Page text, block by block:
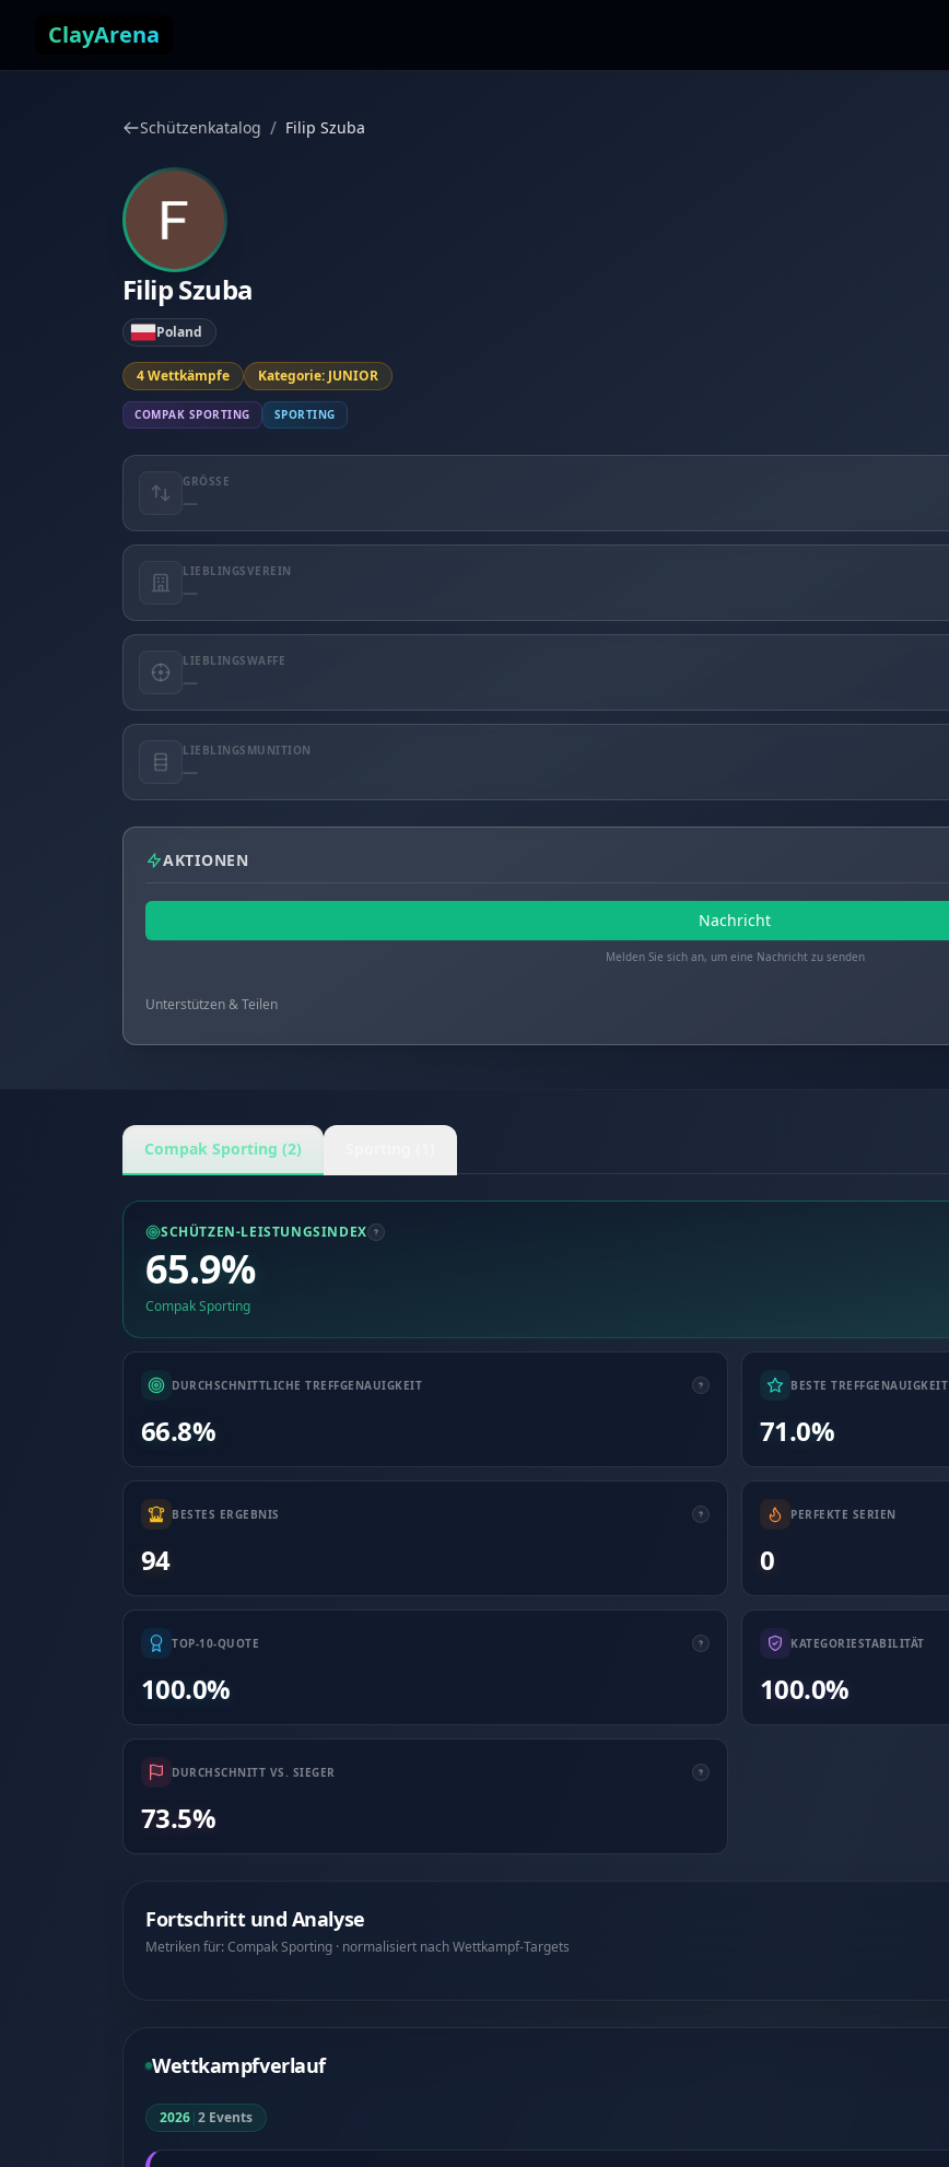
ClayArena
Schützenkatalog / Filip Szuba
Filip Szuba
Poland
4 Wettkämpfe Kategorie: JUNIOR
COMPAK SPORTING SPORTING
GRÖSSE
—
LIEBLINGSVEREIN
—
LIEBLINGSWAFFE
—
LIEBLINGSMUNITION
—
AKTIONEN
Nachricht
Melden Sie sich an, um eine Nachricht zu senden
Unterstützen & Teilen
Compak Sporting (2)
SCHÜTZEN-LEISTUNGSINDEX
65.9%
Compak Sporting
DURCHSCHNITTLICHE TREFFGENAUIGKEIT
66.8%
BESTE TREFFGENAUIGKEIT
71.0%
BESTES ERGEBNIS
94
PERFEKTE SERIEN
0
TOP-10-QUOTE
100.0%
KATEGORIESTABILITÄT
100.0%
DURCHSCHNITT VS. SIEGER
73.5%
Fortschritt und Analyse
Metriken für: Compak Sporting · normalisiert nach Wettkampf-Targets
Wettkampfverlauf
2026|2 Events